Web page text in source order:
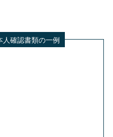
確認書類の一例